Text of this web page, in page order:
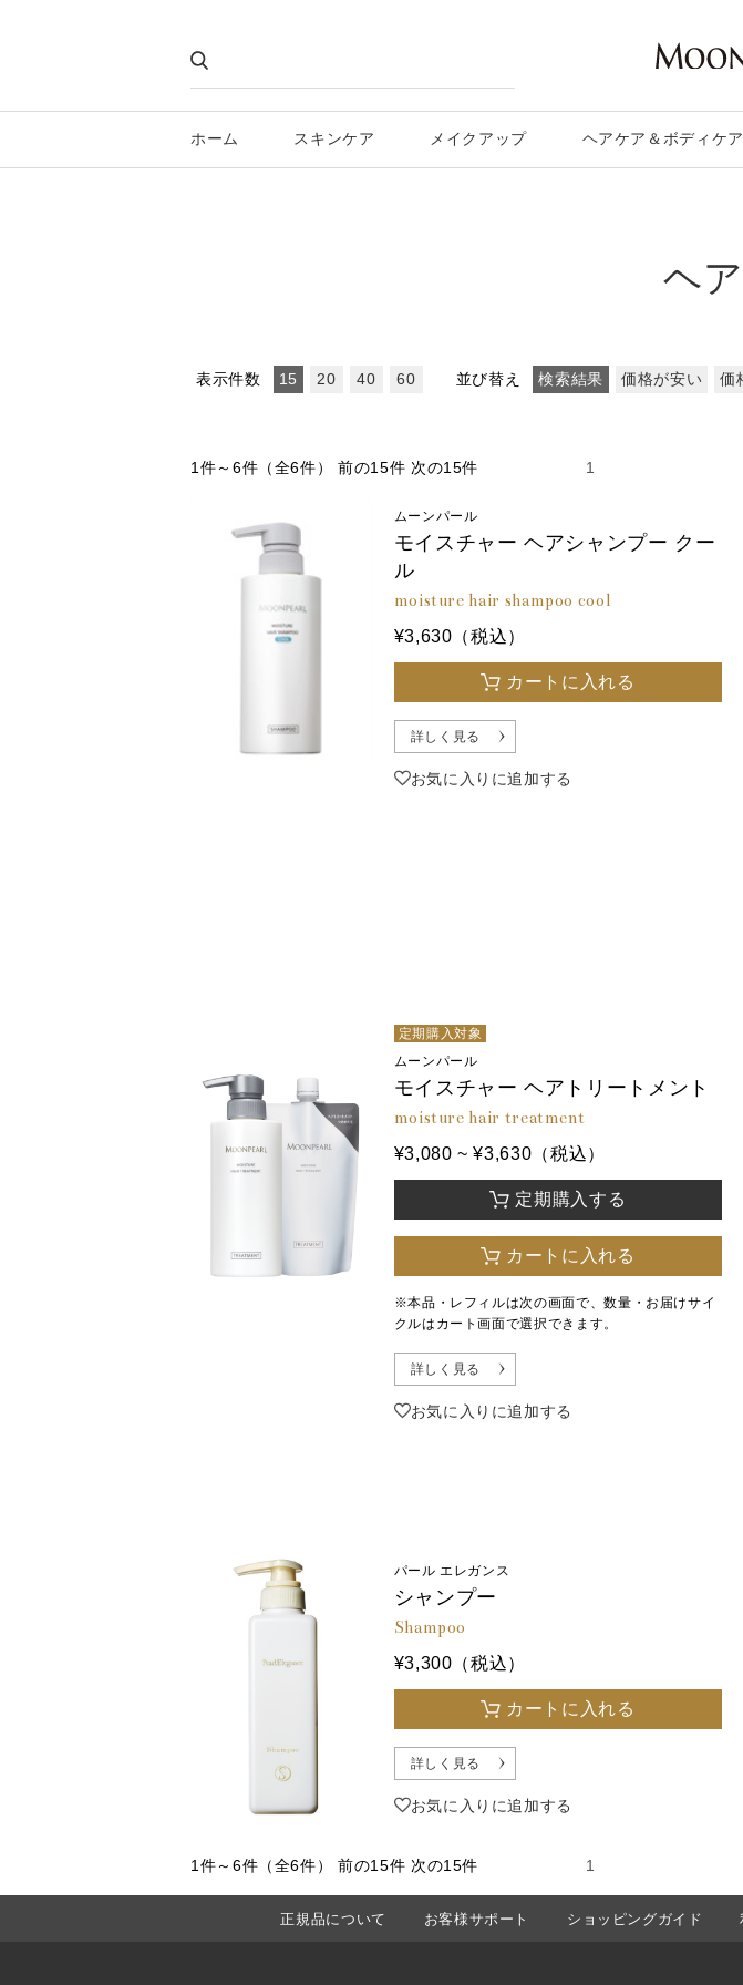
ホーム スキンケア メイクアップ ヘアケア＆ボディケア
ヘ
表示件数 15 20 40 60 並び替え 検索結果 価格が安い 価
1件～6件（全6件） 前の15件 次の15件 1
ムーンパール
モイスチャー ヘアシャンプー クー
ル
moisture hair shampoo cool
¥3,630（税込）
カートに入れる
詳しく見る
お気に入りに追加する
定期購入対象
ムーンパール
モイスチャー ヘアトリートメント
moisture hair treatment
¥3,080 ~ ¥3,630（税込）
定期購入する
カートに入れる
※本品・レフィルは次の画面で、数量・お届けサイ
クルはカート画面で選択できます。
詳しく見る
お気に入りに追加する
パール エレガンス
シャンプー
Shampoo
¥3,300（税込）
カートに入れる
詳しく見る
お気に入りに追加する
1件～6件（全6件） 前の15件 次の15件 1
正規品について お客様サポート ショッピングガイド